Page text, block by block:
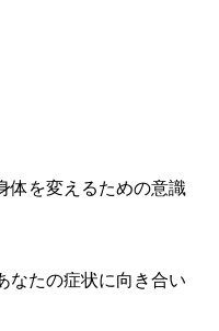
体を変えるための意識
なたの症状に向き合い